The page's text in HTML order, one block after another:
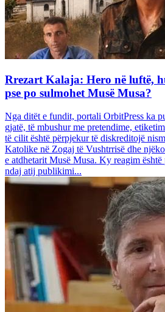
Rrezart Kalaja: Hero në luftë,
pse po sulmohet Musë Musa?
Nga ditët e fundit, portali OrbitPress ka
gjatë, të mbushur me pretendime,
të cilit është përpjekur të diskreditojë
Katolike në Zogaj të Vushtrrisë dhe
e atdhetarit Musë Musa. Ky reagim
ndaj atij publikimi...